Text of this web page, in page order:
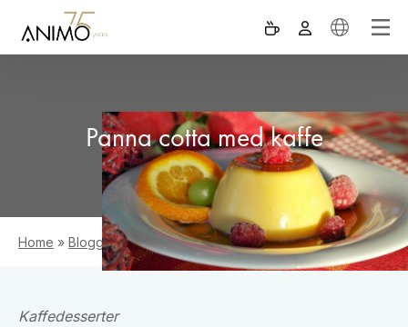
Panna cotta med kaffe
Home » Blogg»Panna cotta med kaffe
Kaffedesserter